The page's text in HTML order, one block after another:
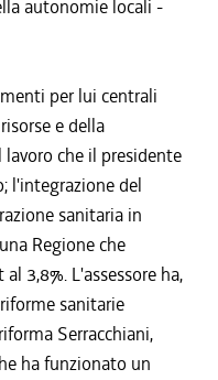
autonomie locali -
per lui centrali
e della
che il presidente
l'integrazione del
sanitaria in
Regione che
3,8%. L'assessore ha,
sanitarie
Serracchiani,
ha funzionato un